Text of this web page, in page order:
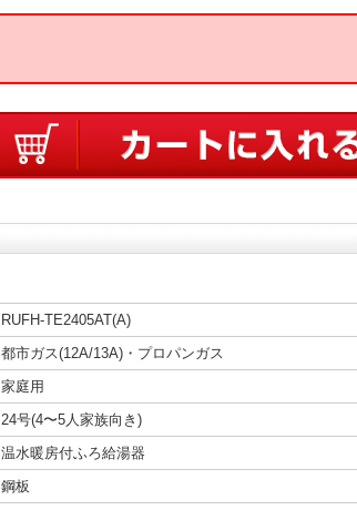
RUFH-TE2405AT(A)
都市ガス(12A/13A)・プロパンガス
家庭用
24号(4〜5人家族向き)
温水暖房付ふろ給湯器
鋼板